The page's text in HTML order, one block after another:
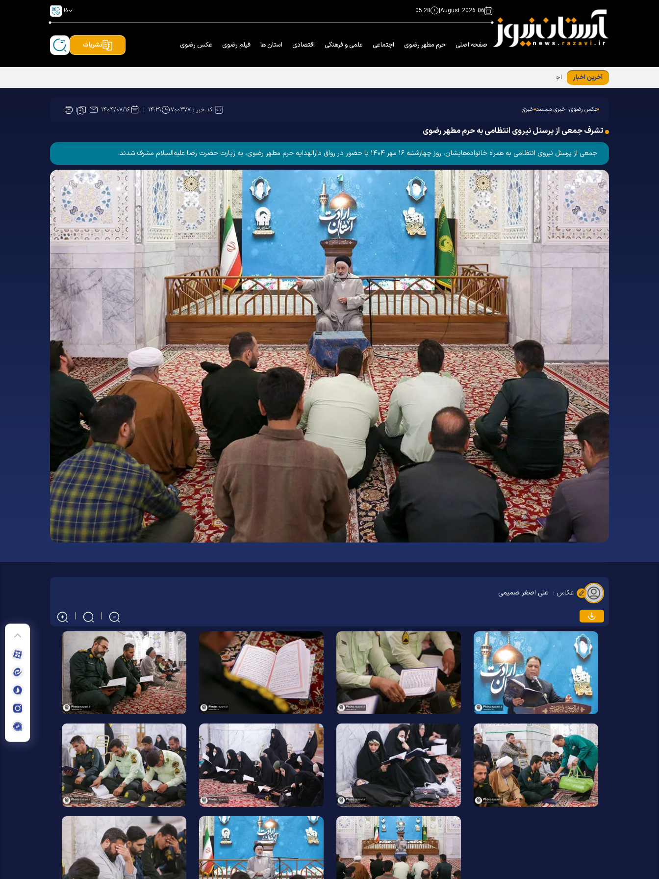
06 August 2026
|
05:28 فا
صفحه اصلی حرم مطهر رضوی اجتماعی علمی و فرهنگی اقتصادی استان ها فیلم رضوی عکس رضوی نشریات
آخرین اخبار اجرای نیت موقوفه مهدی قلی خان قرایی در حرم مطهر رضوی
عکس رضوی- خبری مستند خبری کد خبر :۷۰۰۳۷۷ ۱۴:۲۹ ۱۴۰۴/۰۷/۱۶
تشرف جمعی از پرسنل نیروی انتظامی به حرم مطهر رضوی
جمعی از پرسنل نیروی انتظامی به همراه خانواده‌هایشان، روز چهارشنبه ۱۶ مهر ۱۴۰۴ با حضور در رواق دارالهدایه حرم مطهر رضوی، به زیارت حضرت رضا علیه‌السلام مشرف شدند.
عکاس : علی اصغر صمیمی